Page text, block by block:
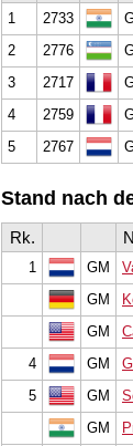
1 2733
2
2776
3
2717
4
2759
5
2767
Stand nach
Rk.
1 GM
GM
GM
4
GM
5
GM
GM